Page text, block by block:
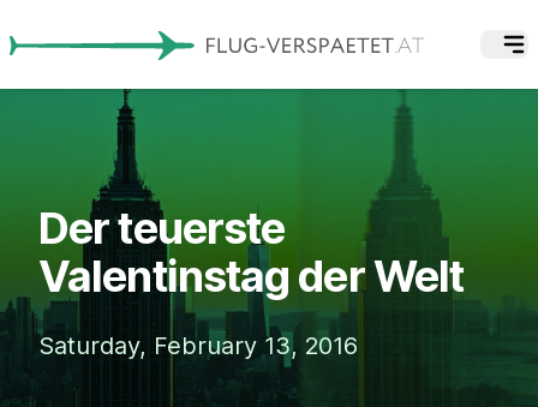
Der teuerste
Valentinstag der Welt
Saturday, February 13, 2016